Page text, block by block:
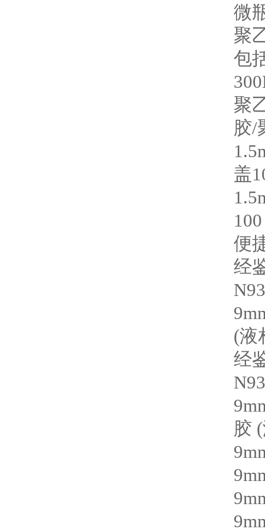
微
聚
包
聚
胶/
盖
便
经
(液
经
胶 (